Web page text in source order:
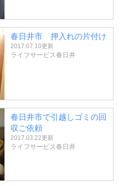
春日井市 押入れの片付け
2017.07.10更新
ライフサービス春日井
春日井市で引越しゴミの回
収ご依頼
2017.03.22更新
ライフサービス春日井